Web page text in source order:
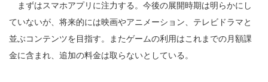
まずはスマホアプリに注力する。今後の展開時期は明らかにし
ていないが、将来的には映画やアニメーション、テレビドラマと
並ぶコンテンツを目指す。またゲームの利用はこれまでの月額課
金に含まれ、追加の料金は取らないとしている。